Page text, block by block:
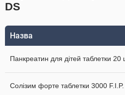
DS
Назва
Панкреатин для дітей таблетки 20
Солізим форте таблетки 3000